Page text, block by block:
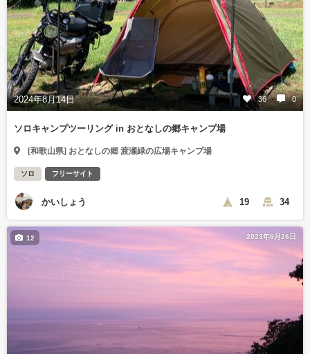
2024年8月14日 36 0
ソロキャンプツーリング in おとなしの郷キャンプ場
[和歌山県] おとなしの郷 渡瀬緑の広場キャンプ場
ソロ フリーサイト
かいしょう 19 34
2023年6月26日
12